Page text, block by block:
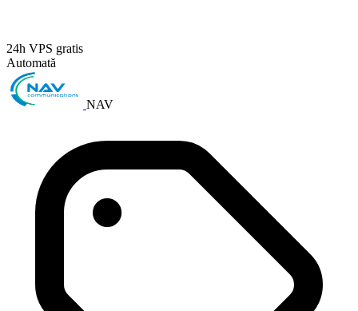
24h VPS gratis
Automată
NAV